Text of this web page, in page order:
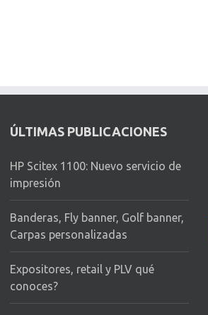
ÚLTIMAS PUBLICACIONES
HP Scitex 1100: Nuevo servicio de
impresión
Banderas, Fly banner, Golf banner,
Carpas personalizadas
Expositores, retail y PLV qué
conoces?